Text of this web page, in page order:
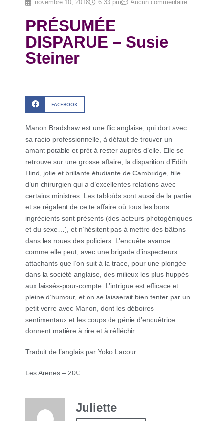
novembre 10, 2018 6:33 pm Aucun commentaire
PRÉSUMÉE
DISPARUE – Susie
Steiner
FACEBOOK
Manon Bradshaw est une flic anglaise, qui dort avec
sa radio professionnelle, à défaut de trouver un
amant potable et prêt à rester auprès d’elle. Elle se
retrouve sur une grosse affaire, la disparition d’Edith
Hind, jolie et brillante étudiante de Cambridge, fille
d’un chirurgien qui a d’excellentes relations avec
certains ministres. Les tabloïds sont aussi de la partie
et se régalent de cette affaire où tous les bons
ingrédients sont présents (des acteurs photogéniques
et du sexe…), et n’hésitent pas à mettre des bâtons
dans les roues des policiers. L’enquête avance
comme elle peut, avec une brigade d’inspecteurs
attachants que l’on suit à la trace, pour une plongée
dans la société anglaise, des milieux les plus huppés
aux laissés-pour-compte. L’intrigue est efficace et
pleine d’humour, et on se laisserait bien tenter par un
petit verre avec Manon, dont les déboires
sentimentaux et les coups de génie d’enquêtrice
donnent matière à rire et à réfléchir.
Traduit de l’anglais par Yoko Lacour.
Les Arènes – 20€
Juliette